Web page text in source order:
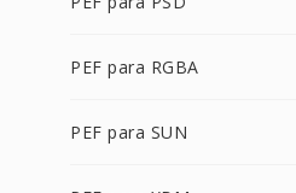
PEF para RGBA
PEF para SUN